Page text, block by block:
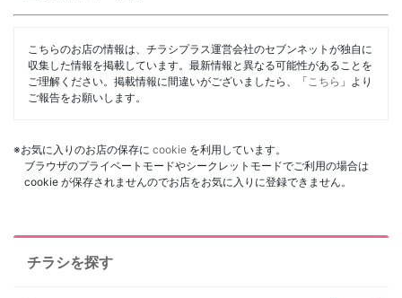
こちらのお店の情報は、チラシプラス運営会社のセブンネットが独自に
収集した情報を掲載しています。最新情報と異なる可能性があることを
ご理解ください。掲載情報に間違いがございましたら、「 こちら 」より
ご報告をお願いします。
※お気に入りのお店の保存に cookie を利用しています。
ブラウザのプライベートモードやシークレットモードでご利用の場合は
cookie が保存されませんのでお店をお気に入りに登録できません。
チラシを探す